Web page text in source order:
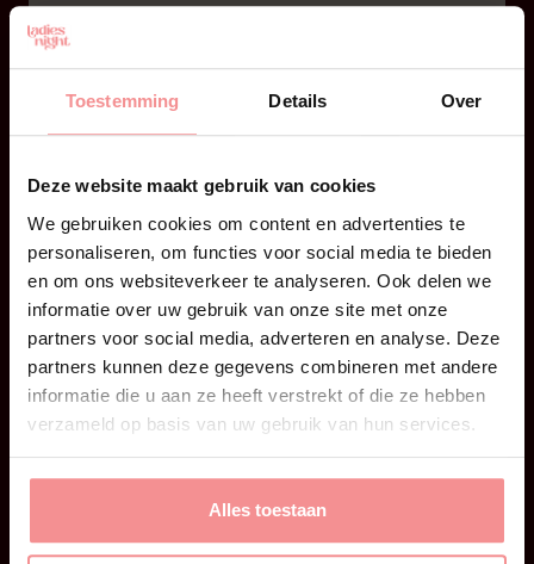
Toestemming Details Over
Deze website maakt gebruik van cookies
We gebruiken cookies om content en advertenties te
personaliseren, om functies voor social media te bieden
en om ons websiteverkeer te analyseren. Ook delen we
informatie over uw gebruik van onze site met onze
partners voor social media, adverteren en analyse. Deze
partners kunnen deze gegevens combineren met andere
informatie die u aan ze heeft verstrekt of die ze hebben
verzameld op basis van uw gebruik van hun services.
Alles toestaan
Edging voor intensere orgasmes
Ken je dat moment? Je bent goed op dreef, voelt
dat je bijna klaarkomt en nog voor je goed en
wel beseft wat er gebeurt, is het alweer voorbij.
Op zich helemaal niks mis mee. Een orgasme
nadien toch met zo’n gevoel van: was dat alles?
Je […]